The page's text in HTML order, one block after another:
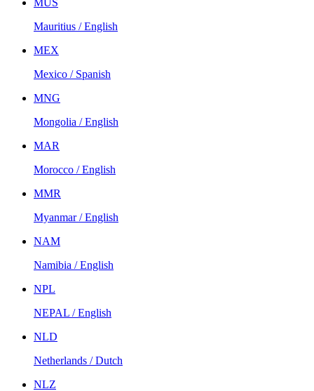
MUS
Mauritius / English
MEX
Mexico / Spanish
MNG
Mongolia / English
MAR
Morocco / English
MMR
Myanmar / English
NAM
Namibia / English
NPL
NEPAL / English
NLD
Netherlands / Dutch
NLZ